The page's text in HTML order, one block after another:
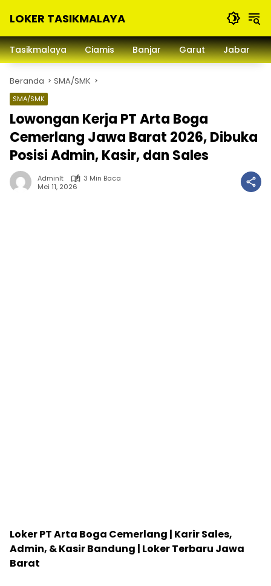
LOKER TASIKMALAYA
Lowongan
Kerja
dan
Sekitarna
Tasikmalaya Ciamis Banjar Garut Jabar
Beranda SMA/SMK
SMA/SMK
Lowongan Kerja PT Arta Boga
Cemerlang Jawa Barat 2026, Dibuka
Posisi Admin, Kasir, dan Sales
Adminlt
3 Min Baca
Mei 11, 2026
Loker PT Arta Boga Cemerlang | Karir Sales,
Admin, & Kasir Bandung | Loker Terbaru Jawa
Barat